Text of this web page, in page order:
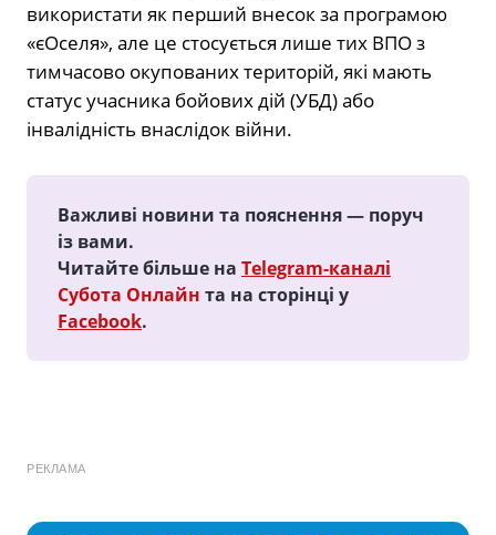
використати як перший внесок за програмою
«єОселя», але це стосується лише тих ВПО з
тимчасово окупованих територій, які мають
статус учасника бойових дій (УБД) або
інвалідність внаслідок війни.
Важливі новини та пояснення — поруч
із вами.
Читайте більше на Telegram-каналі
Субота Онлайн та на сторінці у
Facebook.
РЕКЛАМА